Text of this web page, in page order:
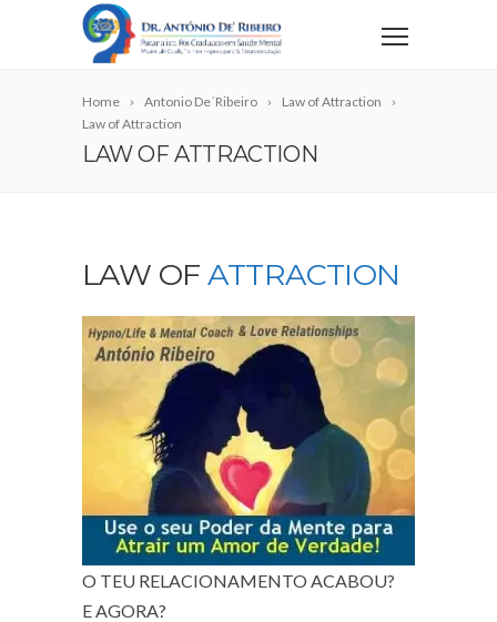
Home Antonio De´Ribeiro
Law of Attraction
Law of Attraction
LAW OF ATTRACTION
LAW OFATTRACTION
O TEU RELACIONAMENTO ACABOU?
E AGORA?